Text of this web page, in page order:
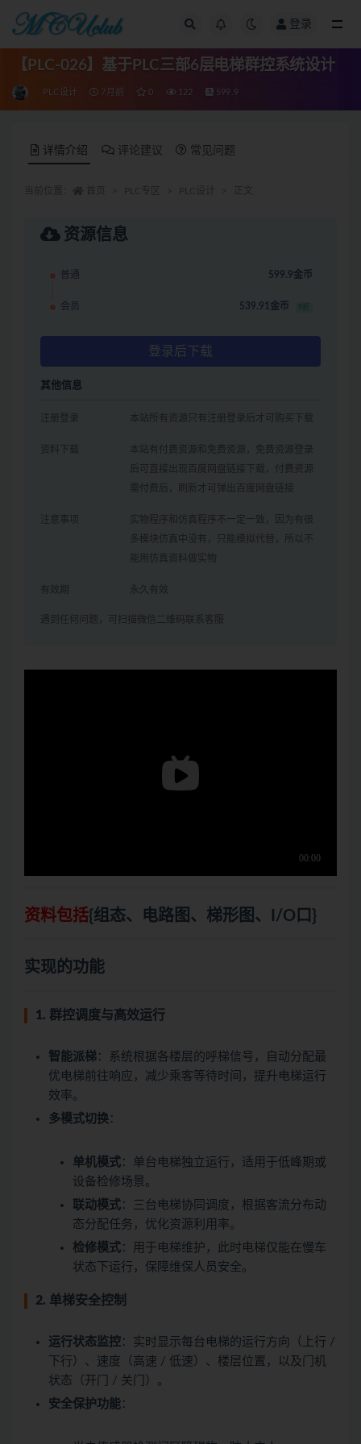
登录
【PLC-026】基于PLC三部6层电梯群控系统设计
PLC设计 7月前 0 122 599.9
详情介绍 评论建议 常见问题
资源信息
普通 599.9金币
会员 539.91金币 9折
登录后下载
其他信息
注册登录 本站所有资源只有注册登录后才可购买下载
资料下载
本站有付费资源和免费资源，免费资源登录
后可直接出现百度网盘链接下载，付费资源
需付费后，刷新才可弹出百度网盘链接
注意事项
实物程序和仿真程序不一定一致，因为有很
多模块仿真中没有，只能模拟代替，所以不
能用仿真资料做实物
有效期 永久有效
遇到任何问题，可扫描微信二维码联系客服
资料包括{组态、电路图、梯形图、I/O口}
实现的功能
1. 群控调度与高效运行
智能派梯 ：系统根据各楼层的呼梯信号，自动分配最
优电梯前往响应，减少乘客等待时间，提升电梯运行
效率。
多模式切换 ：
单机模式 ：单台电梯独立运行，适用于低峰期或
设备检修场景。
联动模式 ：三台电梯协同调度，根据客流分布动
态分配任务，优化资源利用率。
检修模式 ：用于电梯维护，此时电梯仅能在慢车
状态下运行，保障维保人员安全。
2. 单梯安全控制
运行状态监控 ：实时显示每台电梯的运行方向（上行 /
下行）、速度（高速 / 低速）、楼层位置，以及门机
状态（开门 / 关门）。
安全保护功能 ：